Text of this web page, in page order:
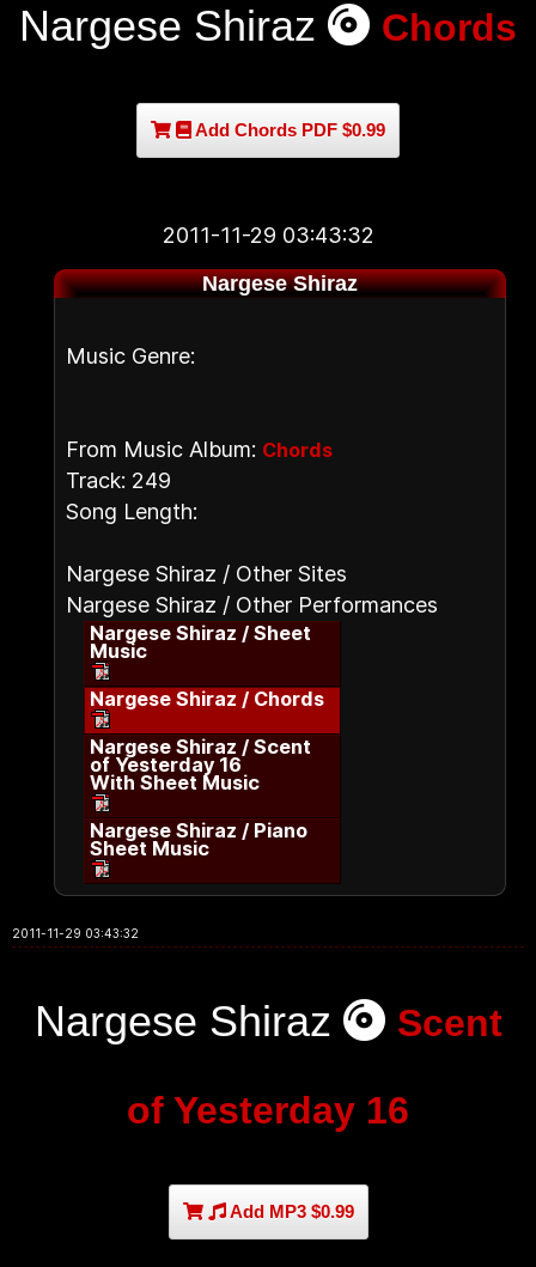
Nargese Shiraz Chords
Add Chords PDF $0.99
2011-11-29 03:43:32
Nargese Shiraz
Music Genre:
From Music Album: Chords
Track: 249
Song Length:
Nargese Shiraz / Other Sites
Nargese Shiraz / Other Performances
Nargese Shiraz / Sheet
Music
Nargese Shiraz / Chords
Nargese Shiraz / Scent
of Yesterday 16
With Sheet Music
Nargese Shiraz / Piano
Sheet Music
2011-11-29 03:43:32
Nargese Shiraz Scent
of Yesterday 16
Add MP3 $0.99